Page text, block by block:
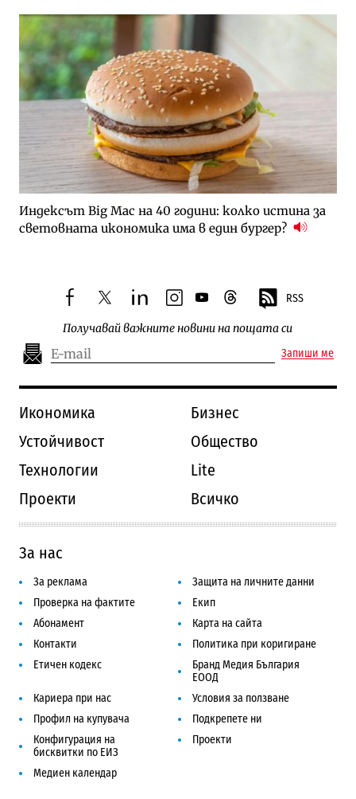
Индексът Big Mac на 40 години: колко истина за
световната икономика има в един бургер?
facebooktwitterlinkedininstagram
youtubethreads RSS
Получавай важните новини на пощата си
Запиши ме
Икономика
Бизнес
Устойчивост
Общество
Технологии
Lite
Проекти
Всичко
За нас
За реклама
Защита на личните данни
Проверка на фактите
Екип
Абонамент
Карта на сайта
Контакти
Политика при коригиране
Етичен кодекс
Бранд Медия България
ЕООД
Кариера при нас
Условия за ползване
Профил на купувача
Подкрепете ни
Конфигурация на
бисквитки по ЕИЗ
Проекти
Медиен календар